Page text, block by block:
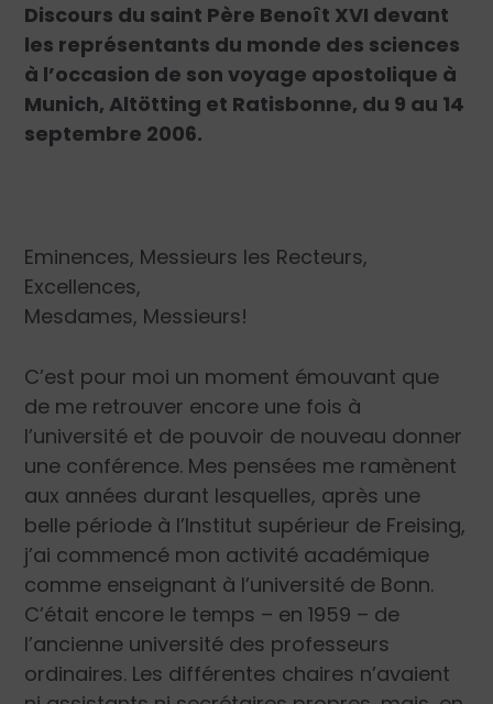
Discours du saint Père Benoît XVI devant
les représentants du monde des sciences
à l’occasion de son voyage apostolique à
Munich, Altötting et Ratisbonne, du 9 au 14
septembre 2006.
Eminences, Messieurs les Recteurs,
Excellences,
Mesdames, Messieurs!
C’est pour moi un moment émouvant que
de me retrouver encore une fois à
l’université et de pouvoir de nouveau donner
une conférence. Mes pensées me ramènent
aux années durant lesquelles, après une
belle période à l’Institut supérieur de Freising,
j’ai commencé mon activité académique
comme enseignant à l’université de Bonn.
C’était encore le temps – en 1959 – de
l’ancienne université des professeurs
ordinaires. Les différentes chaires n’avaient